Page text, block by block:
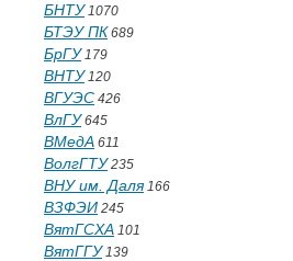
БНТУ1070
БТЭУ ПК 689
БрГУ179
ВНТУ120
ВГУЭС 426
ВлГУ645
ВМедА 611
ВолгГТУ235
ВНУ им. Даля166
ВЗФЭИ 245
ВятГСХА 101
ВятГГУ139